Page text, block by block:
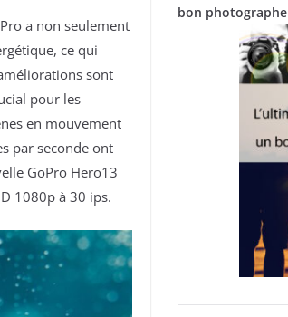
a non seulement
ce qui
sont
pour les
en mouvement
par seconde ont
GoPro Hero13
1080p à 30 ips.
bon photographe